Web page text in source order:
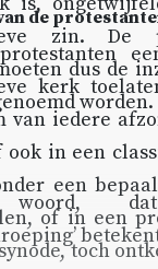
zin. De
dus de
worden.
de
kerk
van iedere
ook in een
een
of in een
toch